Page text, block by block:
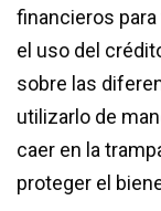
financieros
el uso del
sobre las
utilizarlo de
caer en la
proteger el